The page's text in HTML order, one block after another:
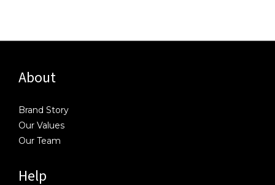
About
Brand Story
Our Values
Our Team
Help